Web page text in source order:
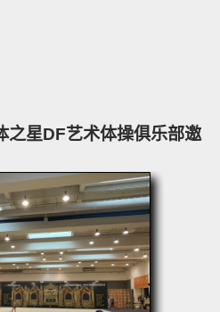
之星DF艺术体操俱乐部邀